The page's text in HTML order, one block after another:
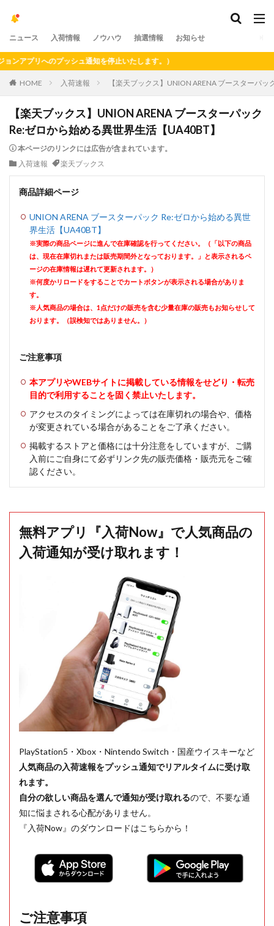
ニュース 入荷情報 ノウハウ 抽選情報 お知らせ
リへのプッシュ通知を停止いたします。）
HOME 入荷速報 【楽天ブックス】UNION ARENA ブースターパ
【楽天ブックス】UNION ARENA ブースターパック
Re:ゼロから始める異世界生活【UA40BT】
本ページのリンクには広告が含まれています。
入荷速報
楽天ブックス
商品詳細ページ
UNION ARENA ブースターパック Re:ゼロから始める異世
界生活【UA40BT】
※実際の商品ページに進んで在庫確認を行ってください。（「以下の商品
は、現在在庫切れまたは販売期間外となっております。」と表示されるペ
ージの在庫情報は遅れて更新されます。）
※何度かリロードをすることでカートボタンが表示される場合がありま
す。
※人気商品の場合は、1点だけの販売を含む少量在庫の販売もお知らせして
おります。（誤検知ではありません。）
ご注意事項
本アプリやWEBサイトに掲載している情報をせどり・転売
目的で利用することを固く禁止いたします。
アクセスのタイミングによっては在庫切れの場合や、価格
が変更されている場合があることをご了承ください。
掲載するストアと価格には十分注意をしていますが、ご購
入前にご自身にて必ずリンク先の販売価格・販売元をご確
認ください。
無料アプリ『入荷Now』で人気商品の
入荷通知が受け取れます！
PlayStation5・Xbox・Nintendo Switch・国産ウイスキーなど
人気商品の入荷速報をプッシュ通知でリアルタイムに受け取
れます。
自分の欲しい商品を選んで通知が受け取れるので、不要な通
知に悩まされる心配がありません。
『入荷Now』のダウンロードはこちらから！
ご注意事項